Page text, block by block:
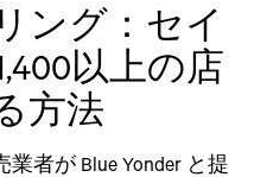
ング：セイ
以上の店
方法
者が Blue Yonder と提